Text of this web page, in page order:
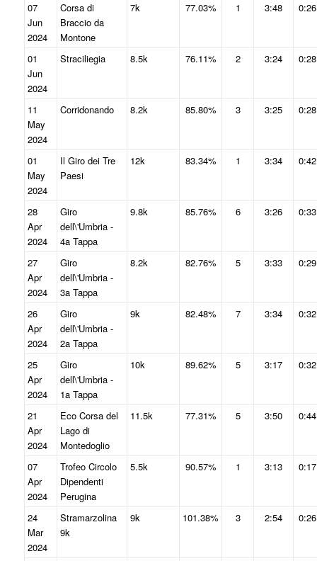
07
Jun
2024
Corsa di
Braccio da
Montone
7k 77.03% 1 3:48
01
Jun
2024
Straciliegia 8.5k 76.11% 2 3:24
11
May
2024
Corridonando 8.2k 85.80% 3 3:25
01
May
2024
Il Giro dei Tre
Paesi
12k 83.34% 1 3:34
28
Apr
2024
Giro
dell\'Umbria -
4a Tappa
9.8k 85.76% 6 3:26
27
Apr
2024
Giro
dell\'Umbria -
3a Tappa
8.2k 82.76% 5 3:33
26
Apr
2024
Giro
dell\'Umbria -
2a Tappa
9k 82.48% 7 3:34
25
Apr
2024
Giro
dell\'Umbria -
1a Tappa
10k 89.62% 5 3:17
21
Apr
2024
Eco Corsa del
Lago di
Montedoglio
11.5k 77.31% 5 3:50
07
Apr
2024
Trofeo Circolo
Dipendenti
Perugina
5.5k 90.57% 1 3:13
24
Mar
2024
Stramarzolina
9k
9k 101.38% 3 2:54